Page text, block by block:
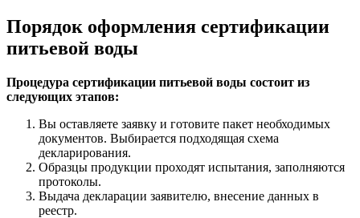
Порядок оформления сертификации
питьевой воды
Процедура сертификации питьевой воды состоит из
следующих этапов:
Вы оставляете заявку и готовите пакет необходимых
документов. Выбирается подходящая схема
декларирования.
Образцы продукции проходят испытания, заполняются
протоколы.
Выдача декларации заявителю, внесение данных в
реестр.